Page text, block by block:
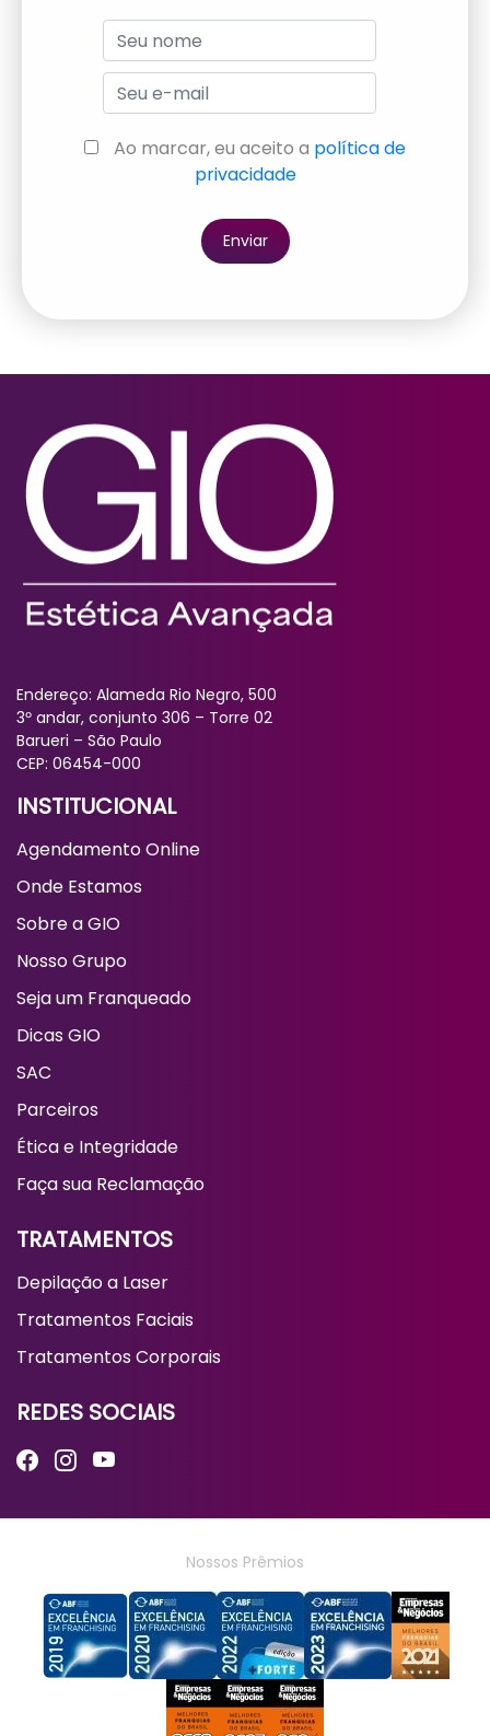
Ao marcar, eu aceito a política de
privacidade
Endereço: Alameda Rio Negro, 500
3º andar, conjunto 306 – Torre 02
Barueri – São Paulo
CEP: 06454-000
INSTITUCIONAL
Agendamento Online
Onde Estamos
Sobre a GIO
Nosso Grupo
Seja um Franqueado
Dicas GIO
SAC
Parceiros
Ética e Integridade
Faça sua Reclamação
TRATAMENTOS
Depilação a Laser
Tratamentos Faciais
Tratamentos Corporais
REDES SOCIAIS
Nossos Prêmios